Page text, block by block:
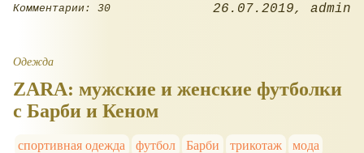
Комментарии: 30 26.07.2019 admin
Одежда
ZARA: мужские и женские футболки
с Барби и Кеном
спортивная одежда футбол Барби трикотаж
мода